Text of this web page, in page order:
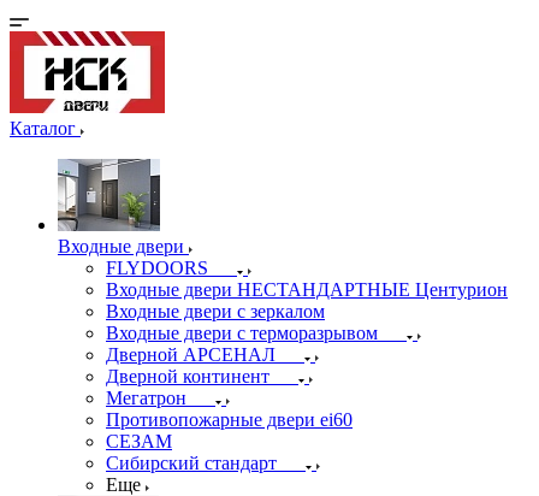
Каталог
Входные двери
FLYDOORS
Входные двери НЕСТАНДАРТНЫЕ Центурион
Входные двери с зеркалом
Входные двери с терморазрывом
Дверной АРСЕНАЛ
Дверной континент
Мегатрон
Противопожарные двери ei60
СЕЗАМ
Сибирский стандарт
Еще